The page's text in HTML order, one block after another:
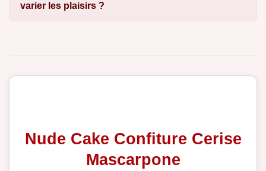
varier les plaisirs ?
Nude Cake Confiture Cerise
Mascarpone